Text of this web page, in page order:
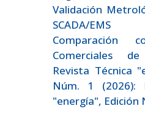
Validación
SCADA/
Comparación
Comerciales
Revista Técnica
Núm. 1 (2026):
"energía", Edición